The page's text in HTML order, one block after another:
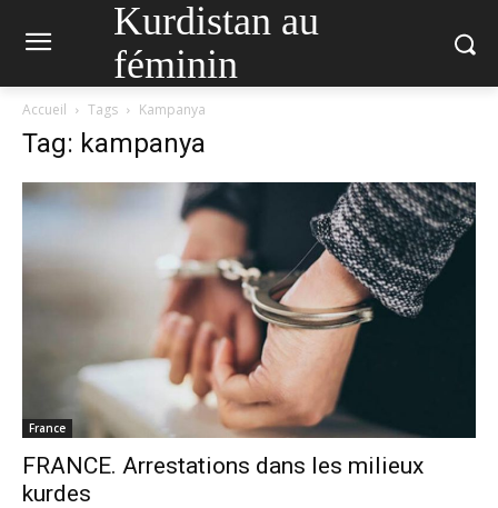
Kurdistan au
féminin
Accueil Tags Kampanya
Tag: kampanya
France
FRANCE. Arrestations dans les milieux
kurdes